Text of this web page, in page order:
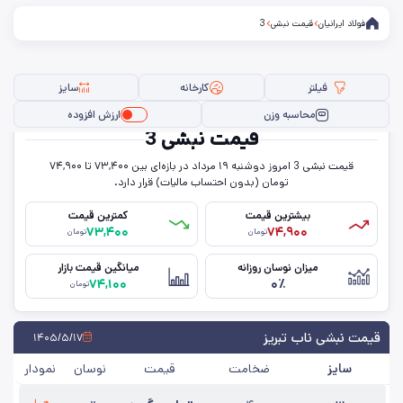
فولاد ایرانیان قیمت نبشی 3
ضخامت
کارخانه
فیلتر کارخانه
سایز
محاسبه وزن
ارزش افزوده
قیمت نبشی 3
قیمت نبشی 3 امروز دو‌شنبه ۱۹ مرداد در بازه‌ای بین ۷۳,۴۰۰ تا ۷۴,۹۰۰
تومان (بدون احتساب مالیات) قرار دارد.
بیشترین قیمت
۷۴,۹۰۰تومان
کمترین قیمت
۷۳,۴۰۰تومان
میزان نوسان روزانه
۰٪
میانگین قیمت بازار
۷۴,۱۰۰تومان
قیمت نبشی ناب تبریز ۱۴۰۵/۵/۱۷
سایز ضخامت قیمت نوسان نمودار